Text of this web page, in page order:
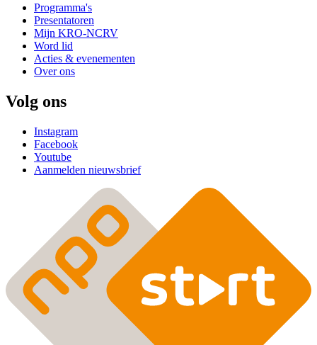
Programma's
Presentatoren
Mijn KRO-NCRV
Word lid
Acties & evenementen
Over ons
Volg ons
Instagram
Facebook
Youtube
Aanmelden nieuwsbrief